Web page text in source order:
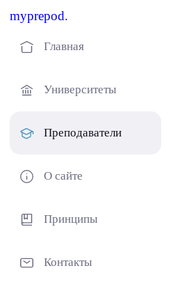
myprepod.
Главная
Университеты
Преподаватели
О сайте
Принципы
Контакты